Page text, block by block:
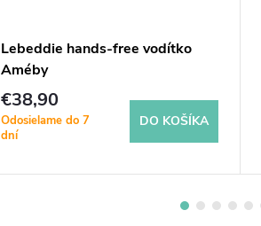
Lebeddie hands-free vodítko
Améby
€38,90
Odosielame do 7
dní
DO KOŠÍKA